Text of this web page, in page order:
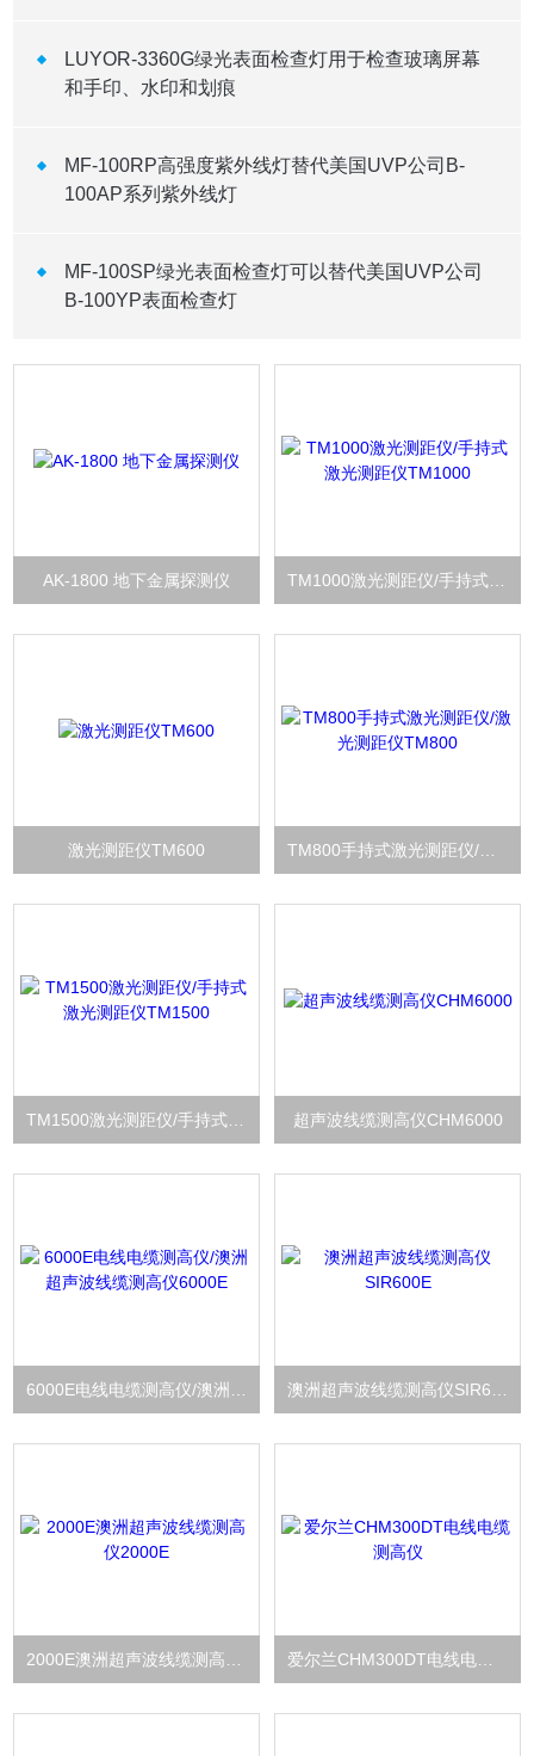
LUYOR-3360G绿光表面检查灯用于检查玻璃屏幕
和手印、水印和划痕
MF-100RP高强度紫外线灯替代美国UVP公司B-
100AP系列紫外线灯
MF-100SP绿光表面检查灯可以替代美国UVP公司
B-100YP表面检查灯
AK-1800 地下金属探测仪
激光测距仪TM600 TM800手持式激光测距仪/激光测距仪TM800
超声波线缆测高仪CHM6000
爱尔兰CHM300DT电线电缆测高仪